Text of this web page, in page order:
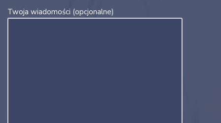
Twoja wiadomości (opcjonalne)